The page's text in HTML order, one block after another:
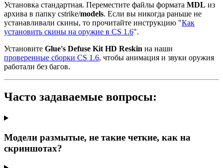
Установка стандартная. Переместите файлы формата MDL из
архива в папку cstrike/models. Если вы никогда раньше не
устанавливали скины, то прочитайте инструкцию "Как
установить скины на оружие в CS 1.6".
Установите Glue's Defuse Kit HD Reskin на наши
проверенные сборки CS 1.6, чтобы анимация и звуки оружия
работали без багов.
Часто задаваемые вопросы:
Модели размытые, не такие четкие, как на
скриншотах?